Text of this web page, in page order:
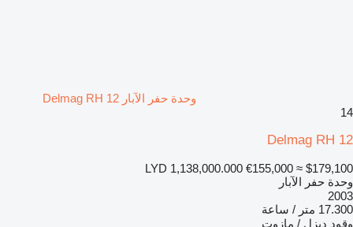
وحدة حفر الآبار Delmag RH 12
14
Delmag RH 12
LYD 1,138,000.000 €155,000 ≈ $179,100
وحدة حفر الآبار
2003
17.300 متر / ساعة
وقود ديزل / مازوت